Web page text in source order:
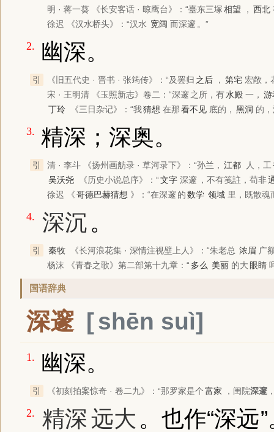
明 · 蒋一葵
《长安客话 · 晾鹰台》 ：“臺东三塚相望 ， 西北
徐迟
《汉水桥头》 ：“汉水 宽阔 而深邃 。”
2. 幽深。
引 《旧五代史 · 晋书 · 张筠传》 ：“及罢归 之后 ， 第宅 宏敞，
宋 · 王明清
《玉照新志》 卷二：“深邃 之所，有水殿 一， 游
丁玲
《三日杂记》 ：“我猜想 在那看不见 底的， 黑洞 的，
3. 精深；深奥。
引 清 · 李斗 《扬州画舫录 · 草河录下》 ：“孙兰， 江都 人，工
吴沃尧
《历史小说总序》 ：“文字 深邃 ，不有笺註，苟非
徐迟
《哥德巴赫猜想 》 ：“在深邃 的数学 领域 里，既散魂
4. 深沉。
引 秦牧 《长河浪花集 · 深情注视壁上人》 ：“朱老总 浓眉 广
杨沫
《青春之歌》 第二部第十九章：“ 多么 美丽 的大 眼睛
国语辞典
深邃 shēn suì
1. 幽深。
引 《初刻拍案惊奇 · 卷二九》 ：“那罗家是个富家 ，闺院深邃
2. 精深远大 。也作“深远